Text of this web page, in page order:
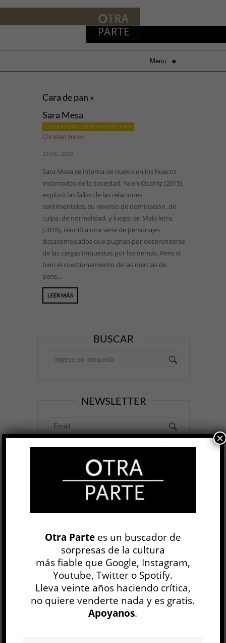
Menu ≡
Cara de pan »
Sara Mesa
LITERATURA IBEROAMERICANA
Christian Snoey
13 DIC, 2018
Sara Mesa se interna de nuevo en los huecos
incómodos de la sociedad. Ya en Cicatriz (2015)
exploró las fallas de las relaciones
sentimentales, su reverso de dominación, de
culpa, de normalidad, y luego, en Mala letra
(2016), reunió a una serie de personajes
desacomodados que pugnan por desprenderse
de las cargas impuestas por los demás. Pero si
bien el cuestionamiento de las inercias de
pens...
LEER MÁS
BUSCAR
NEWSLETTER
30 NÚMEROS
Otra Partees un buscador de
sorpresas de la cultura
más fiable que Google, Instagram,
Youtube, Twitter o Spotify.
Lleva veinte años haciendo crítica,
no quiere venderte nada y es gratis.
Apoyanos.
×